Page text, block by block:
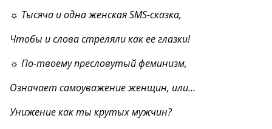
☼ Тысяча и одна женская SMS-сказка,
Чтобы и слова стреляли как ее глазки!
☼ По-твоему пресловутый феминизм,
Означает самоуважение женщин, или…
Унижение как ты крутых мужчин?